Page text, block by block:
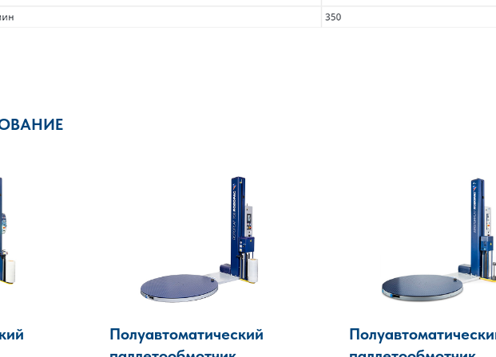
Полуавтоматический